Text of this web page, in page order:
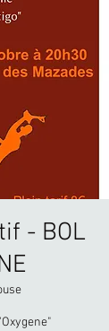
- BOL